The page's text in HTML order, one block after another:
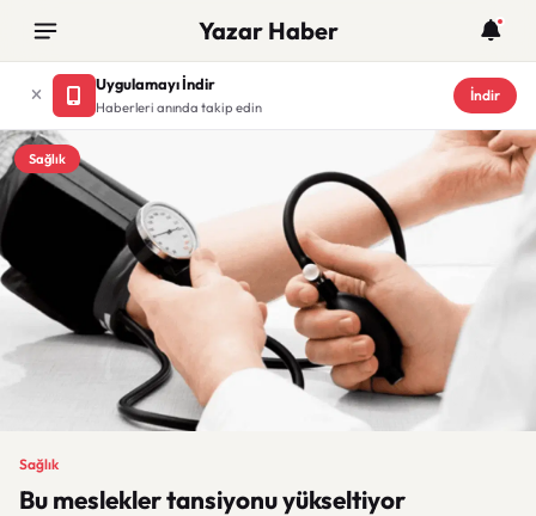
Yazar Haber
Uygulamayı İndir
Haberleri anında takip edin
İndir
Sağlık
Sağlık
Bu meslekler tansiyonu yükseltiyor